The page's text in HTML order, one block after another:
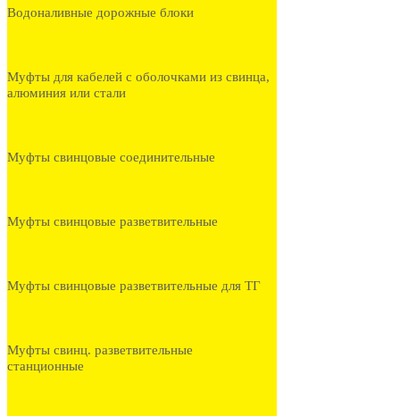
Водоналивные дорожные блоки
Муфты для кабелей с оболочками из свинца,
алюминия или стали
Муфты свинцовые соединительные
Муфты свинцовые разветвительные
Муфты свинцовые разветвительные для ТГ
Муфты свинц. разветвительные
станционные